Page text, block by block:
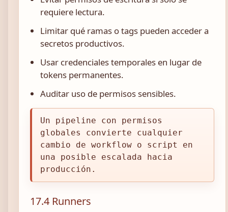
requiere lectura.
Limitar qué ramas o tags pueden acceder a
secretos productivos.
Usar credenciales temporales en lugar de
tokens permanentes.
Auditar uso de permisos sensibles.
Un pipeline con permisos
globales convierte cualquier
cambio de workflow o script en
una posible escalada hacia
producción.
17.4 Runners